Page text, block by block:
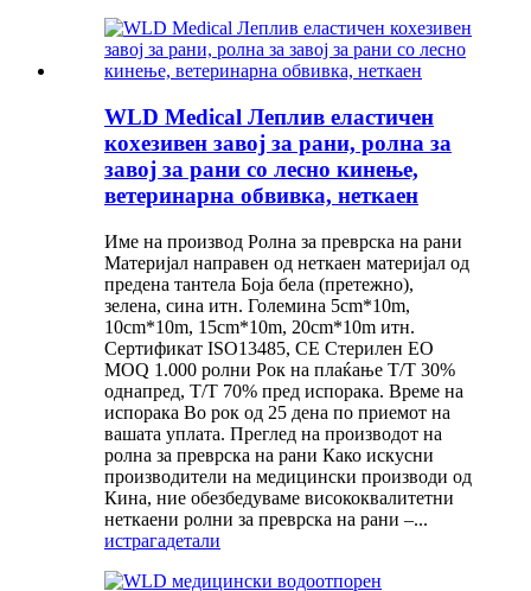
WLD Medical Леплив еластичен
кохезивен завој за рани, ролна за
завој за рани со лесно кинење,
ветеринарна обвивка, неткаен
Име на производ Ролна за преврска на рани
Материјал направен од неткаен материјал од
предена тантела Боја бела (претежно),
зелена, сина итн. Големина 5cm*10m,
10cm*10m, 15cm*10m, 20cm*10m итн.
Сертификат ISO13485, CE Стерилен EO
MOQ 1.000 ролни Рок на плаќање T/T 30%
однапред, T/T 70% пред испорака. Време на
испорака Во рок од 25 дена по приемот на
вашата уплата. Преглед на производот на
ролна за преврска на рани Како искусни
производители на медицински производи од
Кина, ние обезбедуваме висококвалитетни
неткаени ролни за преврска на рани –...
истрагадетали